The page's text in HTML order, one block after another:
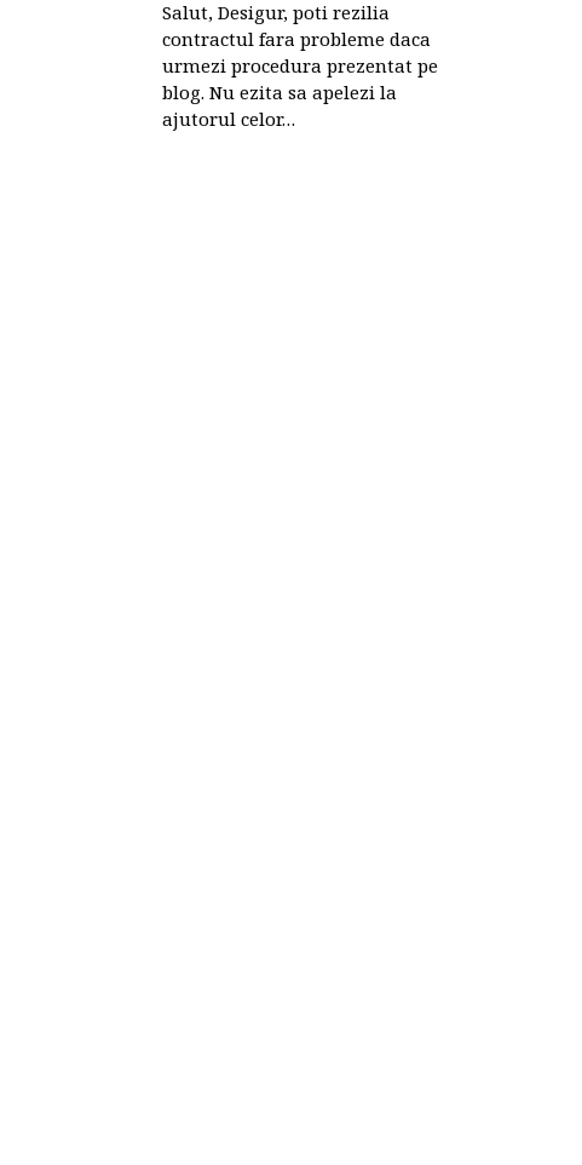
Salut, Desigur, poti rezilia
contractul fara probleme daca
urmezi procedura prezentat pe
blog. Nu ezita sa apelezi la
ajutorul celor…